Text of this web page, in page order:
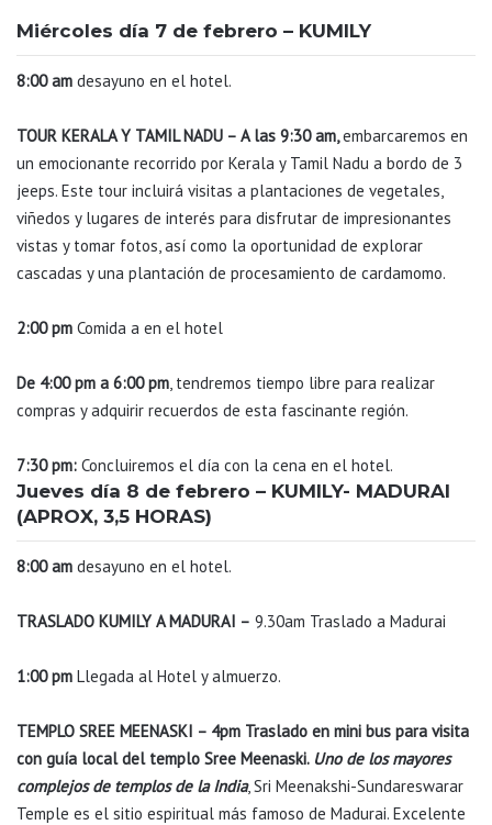
Miércoles día 7 de febrero – KUMILY
8:00 am desayuno en el hotel.
TOUR KERALA Y TAMIL NADU – A las 9:30 am,embarcaremos en
un emocionante recorrido por Kerala y Tamil Nadu a bordo de 3
jeeps. Este tour incluirá visitas a plantaciones de vegetales,
viñedos y lugares de interés para disfrutar de impresionantes
vistas y tomar fotos, así como la oportunidad de explorar
cascadas y una plantación de procesamiento de cardamomo.
2:00 pm Comida a en el hotel
De 4:00 pm a 6:00 pm , tendremos tiempo libre para realizar
compras y adquirir recuerdos de esta fascinante región.
7:30 pm: Concluiremos el día con la cena en el hotel.
Jueves día 8 de febrero – KUMILY- MADURAI
(APROX, 3,5 HORAS)
8:00 am desayuno en el hotel.
TRASLADO KUMILY A MADURAI – 9.30am Traslado a Madurai
1:00 pm Llegada al Hotel y almuerzo.
TEMPLO SREE MEENASKI – 4pm Traslado en mini bus para visita
con guía local del templo Sree Meenaski. Uno de los mayores
complejos de templos de la India, Sri Meenakshi-Sundareswarar
Temple es el sitio espiritual más famoso de Madurai. Excelente